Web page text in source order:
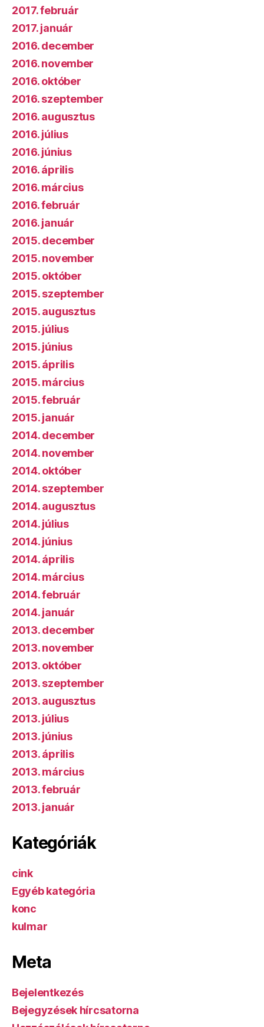
2017. február
2017. január
2016. december
2016. november
2016. október
2016. szeptember
2016. augusztus
2016. július
2016. június
2016. április
2016. március
2016. február
2016. január
2015. december
2015. november
2015. október
2015. szeptember
2015. augusztus
2015. július
2015. június
2015. április
2015. március
2015. február
2015. január
2014. december
2014. november
2014. október
2014. szeptember
2014. augusztus
2014. július
2014. június
2014. április
2014. március
2014. február
2014. január
2013. december
2013. november
2013. október
2013. szeptember
2013. augusztus
2013. július
2013. június
2013. április
2013. március
2013. február
2013. január
Kategóriák
cink
Egyéb kategória
konc
kulmar
Meta
Bejelentkezés
Bejegyzések hírcsatorna